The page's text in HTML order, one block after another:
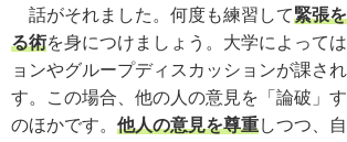
話がそれました。何度も練習して緊張
る術を身につけましょう。大学によって
ョンやグループディスカッションが課さ
す。この場合、他の人の意見を「論破」
のほかです。 他人の意見を尊重しつつ、